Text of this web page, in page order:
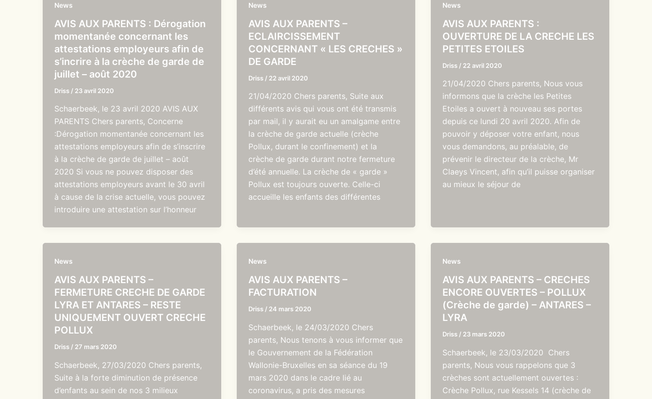
News
AVIS AUX PARENTS : Dérogation
momentanée concernant les
attestations employeurs afin de
s’incrire à la crèche de garde de
juillet – août 2020
Driss / 23 avril 2020
Schaerbeek, le 23 avril 2020 AVIS AUX
PARENTS Chers parents, Concerne
:Dérogation momentanée concernant les
attestations employeurs afin de s’inscrire
à la crèche de garde de juillet – août
2020 Si vous ne pouvez disposer des
attestations employeurs avant le 30 avril
à cause de la crise actuelle, vous pouvez
introduire une attestation sur l’honneur
News
AVIS AUX PARENTS –
ECLAIRCISSEMENT
CONCERNANT « LES CRECHES »
DE GARDE
Driss / 22 avril 2020
21/04/2020 Chers parents, Suite aux
différents avis qui vous ont été transmis
par mail, il y aurait eu un amalgame entre
la crèche de garde actuelle (crèche
Pollux, durant le confinement) et la
crèche de garde durant notre fermeture
d’été annuelle. La crèche de « garde »
Pollux est toujours ouverte. Celle-ci
accueille les enfants des différentes
News
AVIS AUX PARENTS :
OUVERTURE DE LA CRECHE LES
PETITES ETOILES
Driss / 22 avril 2020
21/04/2020 Chers parents, Nous vous
informons que la crèche les Petites
Etoiles a ouvert à nouveau ses portes
depuis ce lundi 20 avril 2020. Afin de
pouvoir y déposer votre enfant, nous
vous demandons, au préalable, de
prévenir le directeur de la crèche, Mr
Claeys Vincent, afin qu’il puisse organiser
au mieux le séjour de
News
AVIS AUX PARENTS –
FERMETURE CRECHE DE GARDE
LYRA ET ANTARES – RESTE
UNIQUEMENT OUVERT CRECHE
POLLUX
Driss / 27 mars 2020
Schaerbeek, 27/03/2020 Chers parents,
Suite à la forte diminution de présence
d’enfants au sein de nos 3 milieux
News
AVIS AUX PARENTS –
FACTURATION
Driss / 24 mars 2020
Schaerbeek, le 24/03/2020 Chers
parents, Nous tenons à vous informer que
le Gouvernement de la Fédération
Wallonie-Bruxelles en sa séance du 19
mars 2020 dans le cadre lié au
coronavirus, a pris des mesures
News
AVIS AUX PARENTS – CRECHES
ENCORE OUVERTES – POLLUX
(Crèche de garde) – ANTARES –
LYRA
Driss / 23 mars 2020
Schaerbeek, le 23/03/2020 Chers
parents, Nous vous rappelons que 3
crèches sont actuellement ouvertes :
Crèche Pollux, rue Kessels 14 (crèche de